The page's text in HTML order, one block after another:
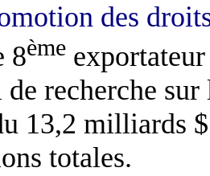
des
8ème
recherche
13,2 milliards
totales.